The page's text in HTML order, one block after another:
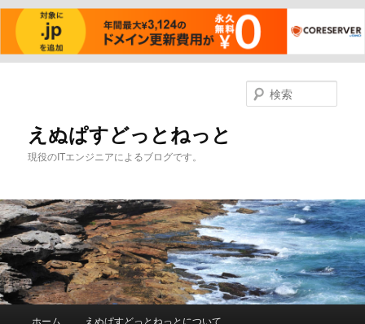
へ
移
動
移
動
えぬぱすどっとねっと
現役のITエンジニアによるブログです。
索
ホーム えぬぱすどっとねっとについて